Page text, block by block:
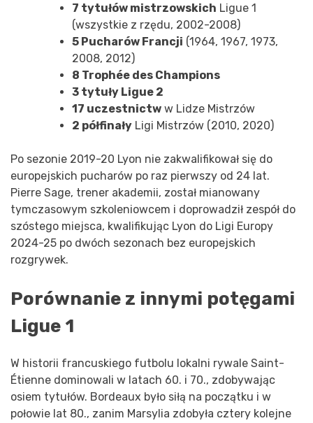
7 tytułów mistrzowskich Ligue 1
(wszystkie z rzędu, 2002-2008)
5 Pucharów Francji (1964, 1967, 1973,
2008, 2012)
8 Trophée des Champions
3 tytuły Ligue 2
17 uczestnictw w Lidze Mistrzów
2 półfinały Ligi Mistrzów (2010, 2020)
Po sezonie 2019-20 Lyon nie zakwalifikował się do
europejskich pucharów po raz pierwszy od 24 lat.
Pierre Sage, trener akademii, został mianowany
tymczasowym szkoleniowcem i doprowadził zespół do
szóstego miejsca, kwalifikując Lyon do Ligi Europy
2024-25 po dwóch sezonach bez europejskich
rozgrywek.
Porównanie z innymi potęgami
Ligue 1
W historii francuskiego futbolu lokalni rywale Saint-
Étienne dominowali w latach 60. i 70., zdobywając
osiem tytułów. Bordeaux było siłą na początku i w
połowie lat 80., zanim Marsylia zdobyła cztery kolejne